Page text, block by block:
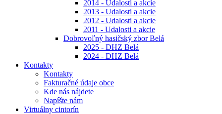
2014 - Udalosti a akcie
2013 - Udalosti a akcie
2012 - Udalosti a akcie
2011 - Udalosti a akcie
Dobrovoľný hasičský zbor Belá
2025 - DHZ Belá
2024 - DHZ Belá
Kontakty
Kontakty
Fakturačné údaje obce
Kde nás nájdete
Napíšte nám
Virtuálny cintorín